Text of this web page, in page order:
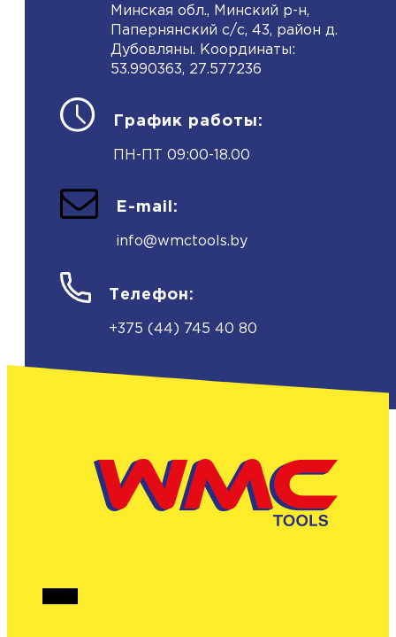
Минская обл., Минский р-н,
Папернянский с/с, 43, район д.
Дубовляны. Координаты:
53.990363, 27.577236
График работы:
ПН-ПТ 09:00-18.00
E-mail:
info@wmctools.by
Телефон:
+375 (44) 745 40 80